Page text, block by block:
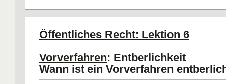
verfristetes Vorverfahren einlassen.
Dritter hat auf Bestandskraft des
vertraut.
b) AA: Behörde verliert mit
die Entscheidungskompetenz. Frsiten
insoweit nur Gerichte.
Öffentliches Recht: Lektion 6
Vorverfahren: Entberlichkeit
Wann ist ein Vorverfahren